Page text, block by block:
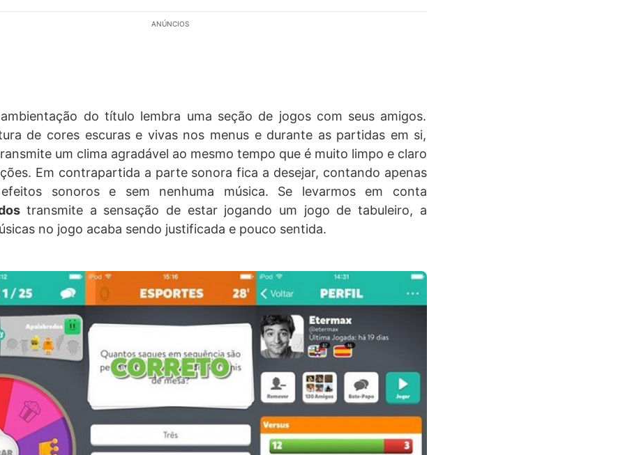
ANÚNCIOS
do título lembra uma seção de jogos com seus amigos.
de cores escuras e vivas nos menus e durante as partidas em si,
um clima agradável ao mesmo tempo que é muito limpo e claro
Em contrapartida a parte sonora fica a desejar, contando apenas
sonoros e sem nenhuma música. Se levarmos em conta
transmite a sensação de estar jogando um jogo de tabuleiro, a
no jogo acaba sendo justificada e pouco sentida.